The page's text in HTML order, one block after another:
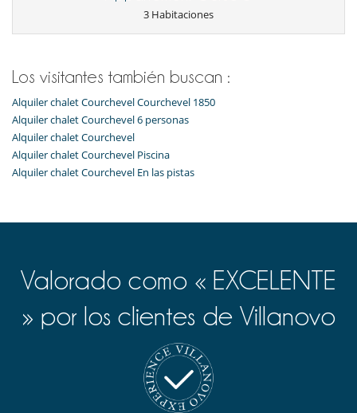
3 Habitaciones
Los visitantes también buscan :
Alquiler chalet Courchevel Courchevel 1850
Alquiler chalet Courchevel 6 personas
Alquiler chalet Courchevel
Alquiler chalet Courchevel Piscina
Alquiler chalet Courchevel En las pistas
Valorado como « EXCELENTE
» por los clientes de Villanovo